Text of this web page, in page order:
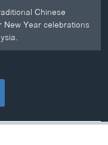
Chinese
Year celebrations